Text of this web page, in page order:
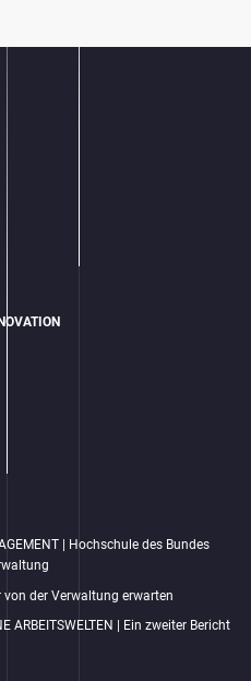
| Hochschule des Bundes
von der Verwaltung erwarten
ARBEITSWELTEN | Ein zweiter Bericht